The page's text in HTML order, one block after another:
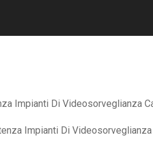
Impianti Di Videosorveglianza